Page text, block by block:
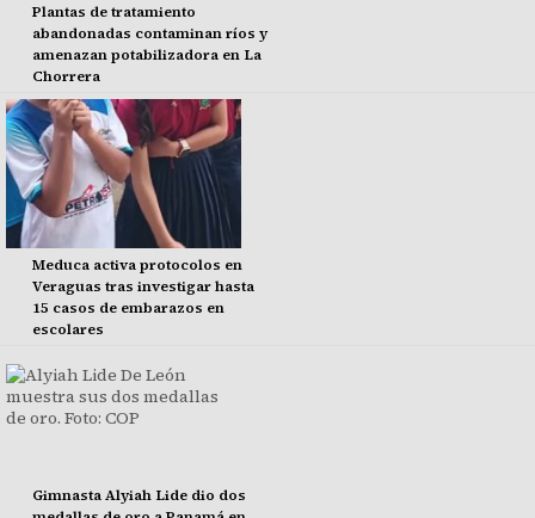
Plantas de tratamiento
abandonadas contaminan ríos y
amenazan potabilizadora en La
Chorrera
Meduca activa protocolos en
Veraguas tras investigar hasta
15 casos de embarazos en
escolares
Gimnasta Alyiah Lide dio dos